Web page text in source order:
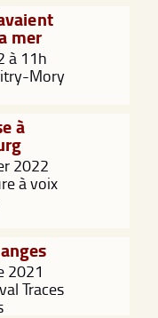
mer
à 11h
Mory
à
2022
à voix
2021
Traces